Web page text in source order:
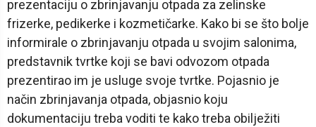
prezentaciju o zbrinjavanju otpada za zelinske
frizerke, pedikerke i kozmetičarke. Kako bi se što bolje
informirale o zbrinjavanju otpada u svojim salonima,
predstavnik tvrtke koji se bavi odvozom otpada
prezentirao im je usluge svoje tvrtke. Pojasnio je
način zbrinjavanja otpada, objasnio koju
dokumentaciju treba voditi te kako treba obilježiti